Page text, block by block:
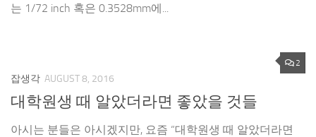
는 1/72 inch 혹은 0.3528mm에...
2
잡생각 AUGUST 8, 2016
대학원생 때 알았더라면 좋았을 것들
아시는 분들은 아시겠지만, 요즘 “대학원생 때 알았더라면